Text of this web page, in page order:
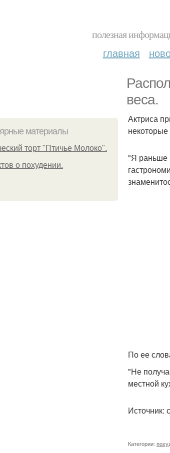
полезная
главная
веса.
материалы
торт "Птичье Молоко".
о похудении.
Актриса
"Я раньше
По ее
"Не
местной
Источник:
Категории: